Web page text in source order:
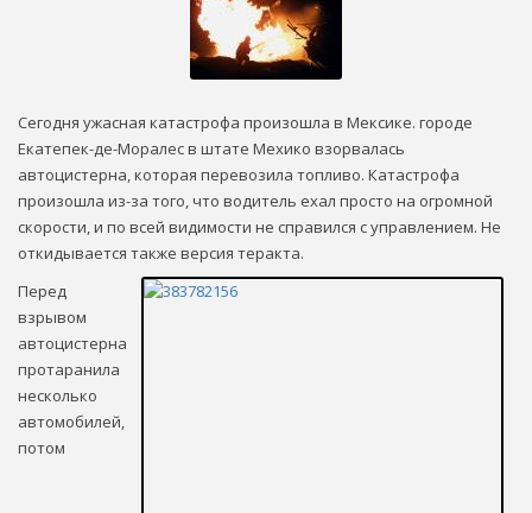
Сегодня ужасная катастрофа произошла в Мексике. городе
Екатепек-де-Моралес в штате Мехико взорвалась
автоцистерна, которая перевозила топливо. Катастрофа
произошла из-за того, что водитель ехал просто на огромной
скорости, и по всей видимости не справился с управлением. Не
откидывается также версия теракта.
Перед
взрывом
автоцистерна
протаранила
несколько
автомобилей,
потом